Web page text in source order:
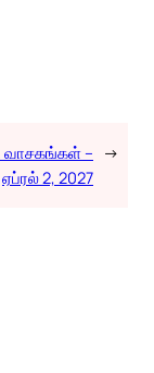
வாசகங்கள் –
ஏப்ரல் 2, 2027
→